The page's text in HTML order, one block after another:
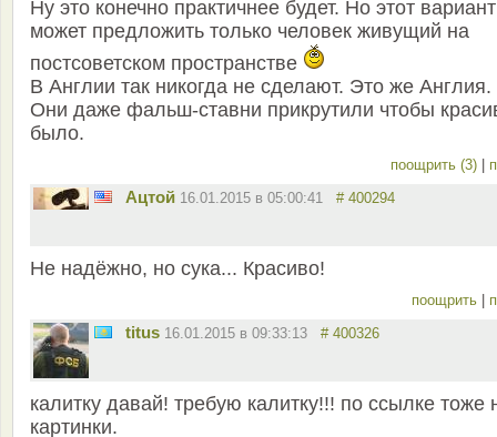
Ну это конечно практичнее будет. Но этот вариант
может предложить только человек живущий на
постсоветском пространстве
В Англии так никогда не сделают. Это же Англия.
Они даже фальш-ставни прикрутили чтобы
было.
поощрить (3) |
Ацтой 16.01.2015 в 05:00:41 # 400294
Не надёжно, но сука... Красиво!
поощрить |
titus 16.01.2015 в 09:33:13 # 400326
калитку давай! требую калитку!!! по ссылке тоже
картинки.